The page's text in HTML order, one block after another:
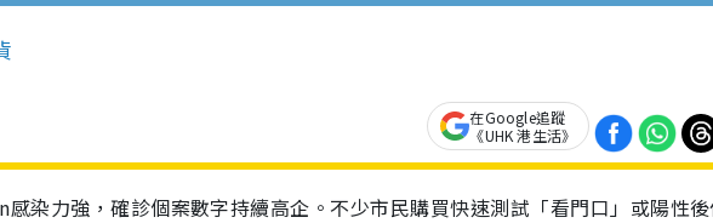
在Google追蹤
《UHK 港生活》
染力強，確診個案數字持續高企。不少市民購買快速測試「看門口」或陽性